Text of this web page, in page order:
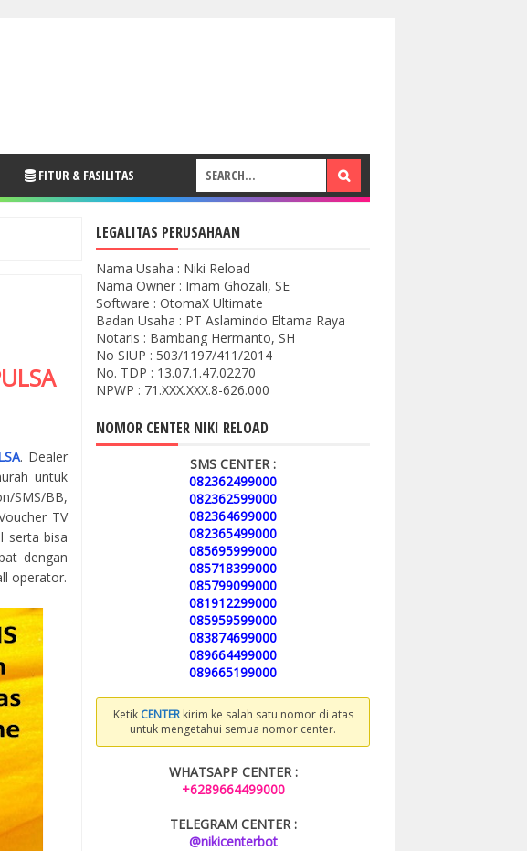
FITUR & FASILITAS
. Dealer
untuk
SMS/BB,
TV
serta bisa
dengan
operator.
LEGALITAS PERUSAHAAN
Nama Usaha : Niki Reload
Nama Owner : Imam Ghozali, SE
Software : OtomaX Ultimate
Badan Usaha : PT Aslamindo Eltama Raya
Notaris : Bambang Hermanto, SH
No SIUP : 503/1197/411/2014
No. TDP : 13.07.1.47.02270
NPWP : 71.XXX.XXX.8-626.000
NOMOR CENTER NIKI RELOAD
SMS CENTER :
082362499000
082362599000
082364699000
082365499000
085695999000
085718399000
085799099000
081912299000
085959599000
083874699000
089664499000
089665199000
Ketik CENTERkirim ke salah satu nomor di atas
untuk mengetahui semua nomor center.
WHATSAPP CENTER :
+6289664499000
TELEGRAM CENTER :
@nikicenterbot